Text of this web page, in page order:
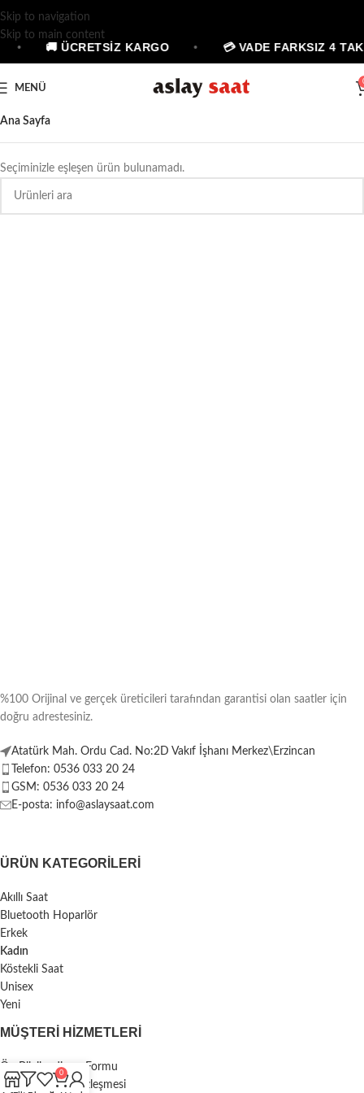
Skip to navigation
Skip to main content
• 🚚 ÜCRETSİZ KARGO • 💳 VADE FARKSIZ 4
MENÜ
Ana Sayfa
Seçiminizle eşleşen ürün bulunamadı.
%100 Orijinal ve gerçek üreticileri tarafından garantisi olan saatler için
doğru adrestesiniz.
Atatürk Mah. Ordu Cad. No:2D Vakıf İşhanı Merkez\Erzincan
Telefon: 0536 033 20 24
GSM: 0536 033 20 24
E-posta: info@aslaysaat.com
ÜRÜN KATEGORILERI
Akıllı Saat
Bluetooth Hoparlör
Erkek
Kadın
Köstekli Saat
Unisex
Yeni
MÜŞTERI HIZMETLERI
Ön Bilgilendirme Formu
Mesafeli Satış Sözleşmesi
0